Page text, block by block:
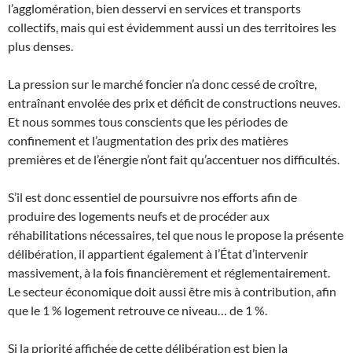
l’agglomération, bien desservi en services et transports
collectifs, mais qui est évidemment aussi un des territoires les
plus denses.
La pression sur le marché foncier n’a donc cessé de croître,
entraînant envolée des prix et déficit de constructions neuves.
Et nous sommes tous conscients que les périodes de
confinement et l’augmentation des prix des matières
premières et de l’énergie n’ont fait qu’accentuer nos difficultés.
S’il est donc essentiel de poursuivre nos efforts afin de
produire des logements neufs et de procéder aux
réhabilitations nécessaires, tel que nous le propose la présente
délibération, il appartient également à l’État d’intervenir
massivement, à la fois financièrement et réglementairement.
Le secteur économique doit aussi être mis à contribution, afin
que le 1 % logement retrouve ce niveau… de 1 %.
Si la priorité affichée de cette délibération est bien la